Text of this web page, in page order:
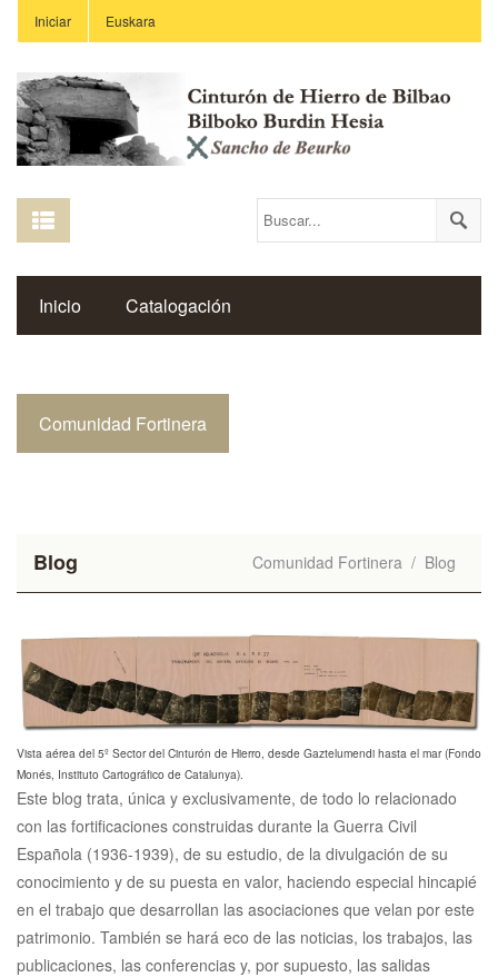
Iniciar Euskara
Inicio Catalogación
Comunidad Fortinera
Blog Comunidad Fortinera / Blog
Vista aérea del 5º Sector del Cinturón de Hierro, desde Gaztelumendi hasta el mar (Fondo
Monés, Instituto Cartográfico de Catalunya).
Este blog trata, única y exclusivamente, de todo lo relacionado
con las fortificaciones construidas durante la Guerra Civil
Española (1936-1939), de su estudio, de la divulgación de su
conocimiento y de su puesta en valor, haciendo especial hincapié
en el trabajo que desarrollan las asociaciones que velan por este
patrimonio. También se hará eco de las noticias, los trabajos, las
publicaciones, las conferencias y, por supuesto, las salidas